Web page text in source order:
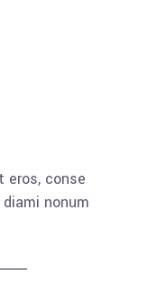
eros, conse
nonum